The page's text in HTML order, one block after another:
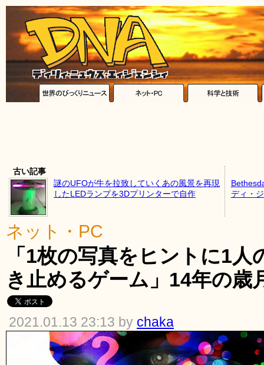
古い記事
謎のUFOが牛を拉致していくあの風景を再現
したLEDランプを3Dプリンターで自作
ディ・
ネット・PC
「1枚の写真をヒントに1
き止めるゲーム」14年の歳
2021.01.13 23:13 by chaka